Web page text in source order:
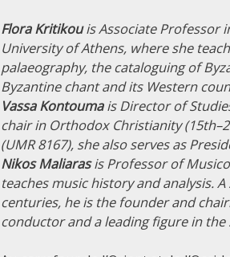
Flora Kritikouis Associate Professor
University of Athens, where she
palaeography, the cataloguing of
Byzantine chant and its Western
Vassa Kontoumais Director of
chair in Orthodox Christianity
(UMR 8167), she also serves as
Nikos Maliarasis Professor of
teaches music history and analysis.
centuries, he is the founder and
conductor and a leading figure in